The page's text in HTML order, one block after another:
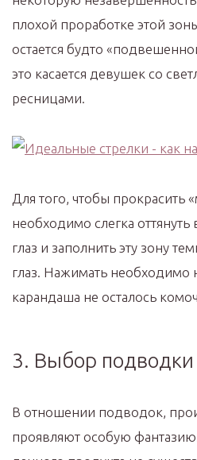
плохой проработке этой
остается будто
это касается девушек со
ресницами.
Для того, чтобы прокрасить
необходимо слегка
глаз и заполнить эту зону
глаз. Нажимать необходимо
карандаша не осталось
3. Выбор подводки
В отношении подводок,
проявляют особую